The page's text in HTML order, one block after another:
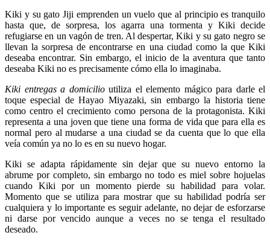
Kiki y su gato Jiji emprenden un vuelo que al principio es tranquilo
hasta que, de sorpresa, los agarra una tormenta y Kiki decide
refugiarse en un vagón de tren. Al despertar, Kiki y su gato negro se
llevan la sorpresa de encontrarse en una ciudad como la que Kiki
deseaba encontrar. Sin embargo, el inicio de la aventura que tanto
deseaba Kiki no es precisamente cómo ella lo imaginaba.
Kiki entregas a domicilioutiliza el elemento mágico para darle el
toque especial de Hayao Miyazaki, sin embargo la historia tiene
como centro el crecimiento como persona de la protagonista. Kiki
representa a una joven que tiene una forma de vida que para ella es
normal pero al mudarse a una ciudad se da cuenta que lo que ella
veía común ya no lo es en su nuevo hogar.
Kiki se adapta rápidamente sin dejar que su nuevo entorno la
abrume por completo, sin embargo no todo es miel sobre hojuelas
cuando Kiki por un momento pierde su habilidad para volar.
Momento que se utiliza para mostrar que su habilidad podría ser
cualquiera y lo importante es seguir adelante, no dejar de esforzarse
ni darse por vencido aunque a veces no se tenga el resultado
deseado.